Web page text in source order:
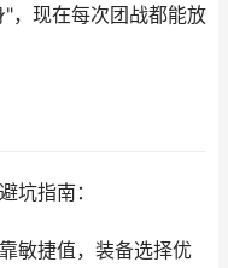
现在每次团战都能放
坑指南：
敏捷值，装备选择优